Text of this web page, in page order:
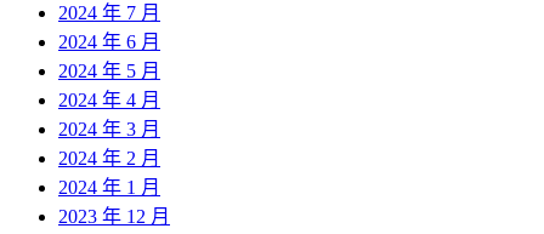
2024 年 7 月
2024 年 6 月
2024 年 5 月
2024 年 4 月
2024 年 3 月
2024 年 2 月
2024 年 1 月
2023 年 12 月